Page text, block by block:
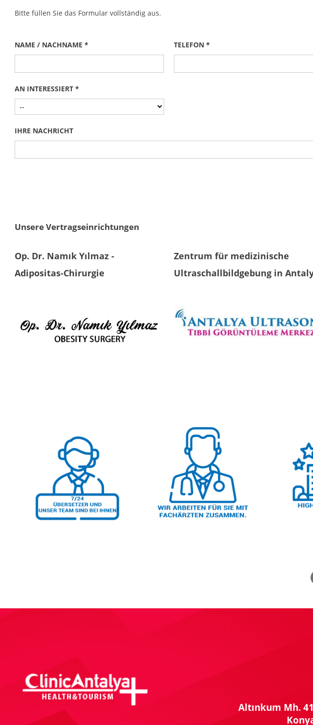
Bitte füllen Sie das Formular vollständig aus.
NAME / NACHNAME * TELEFON *
AN INTERESSIERT *
IHRE NACHRICHT
Unsere Vertragseinrichtungen
Op. Dr. Namık Yılmaz -
Adipositas-Chirurgie
Zentrum für medizinische
Ultraschallbildgebung in
Altınkum Mh.